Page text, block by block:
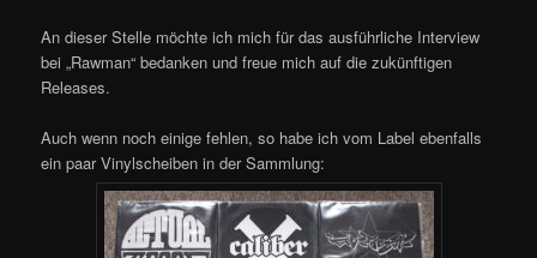
An dieser Stelle möchte ich mich für das ausführliche Interview
bei „Rawman“ bedanken und freue mich auf die zukünftigen
Releases.
Auch wenn noch einige fehlen, so habe ich vom Label ebenfalls
ein paar Vinylscheiben in der Sammlung: